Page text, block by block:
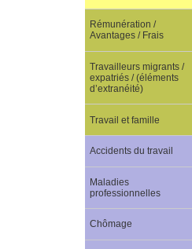
Rémunération /
Avantages / Frais
Travailleurs migrants /
expatriés / (éléments
d’extranéité)
Travail et famille
Accidents du travail
Maladies
professionnelles
Chômage